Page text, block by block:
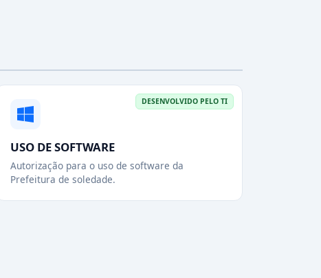
DESENVOLVIDO PELO TI
USO DE SOFTWARE
Autorização para o uso de software da
Prefeitura de soledade.